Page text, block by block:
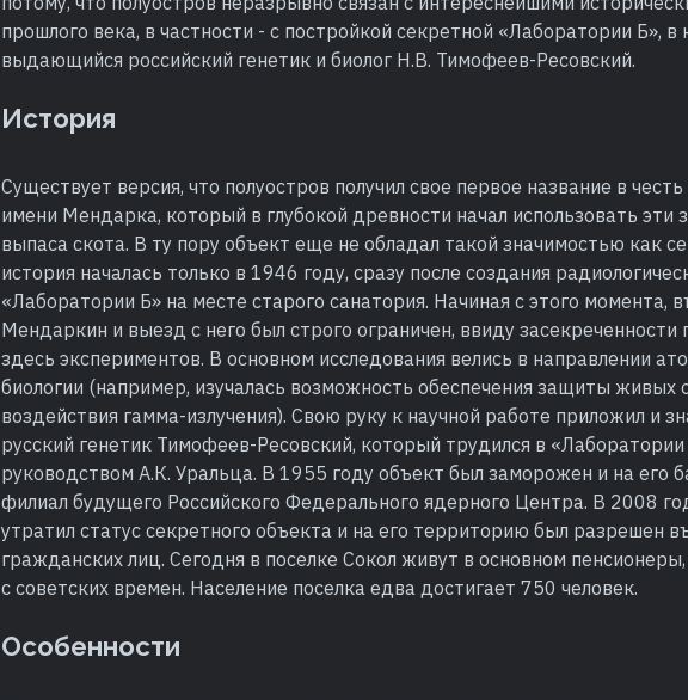
прошлого века, в частности - с постройкой секретной «Лаборатории Б», в
выдающийся российский генетик и биолог Н.В. Тимофеев-Ресовский.
История
Существует версия, что полуостров получил свое первое название в
имени Мендарка, который в глубокой древности начал использовать эти
выпаса скота. В ту пору объект еще не обладал такой значимостью как
история началась только в 1946 году, сразу после создания
«Лаборатории Б» на месте старого санатория. Начиная с этого момента,
Мендаркин и выезд с него был строго ограничен, ввиду
здесь экспериментов. В основном исследования велись в направлении
биологии (например, изучалась возможность обеспечения защиты живых
воздействия гамма-излучения). Свою руку к научной работе приложил и
русский генетик Тимофеев-Ресовский, который трудился в
руководством А.К. Уральца. В 1955 году объект был заморожен и на его
филиал будущего Российского Федерального ядерного Центра. В 2008
утратил статус секретного объекта и на его территорию был разрешен
гражданских лиц. Сегодня в поселке Сокол живут в основном
с советских времен. Население поселка едва достигает 750 человек.
Особенности